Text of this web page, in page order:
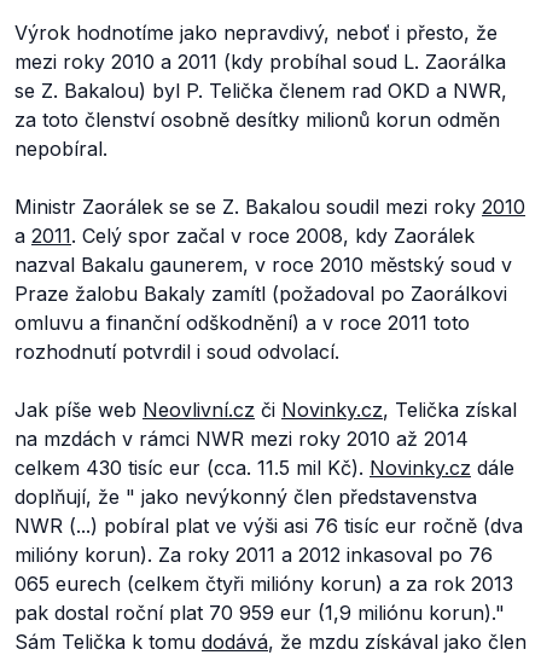
Výrok hodnotíme jako nepravdivý, neboť i přesto, že
mezi roky 2010 a 2011 (kdy probíhal soud L. Zaorálka
se Z. Bakalou) byl P. Telička členem rad OKD a NWR,
za toto členství osobně desítky milionů korun odměn
nepobíral.
Ministr Zaorálek se se Z. Bakalou soudil mezi roky 2010
a 2011. Celý spor začal v roce 2008, kdy Zaorálek
nazval Bakalu gaunerem, v roce 2010 městský soud v
Praze žalobu Bakaly zamítl (požadoval po Zaorálkovi
omluvu a finanční odškodnění) a v roce 2011 toto
rozhodnutí potvrdil i soud odvolací.
Jak píše web Neovlivní.cz či Novinky.cz, Telička získal
na mzdách v rámci NWR mezi roky 2010 až 2014
celkem 430 tisíc eur (cca. 11.5 mil Kč). Novinky.cz dále
doplňují, že " jako nevýkonný člen představenstva
NWR (...) pobíral plat ve výši asi 76 tisíc eur ročně (dva
milióny korun). Za roky 2011 a 2012 inkasoval po 76
065 eurech (celkem čtyři milióny korun) a za rok 2013
pak dostal roční plat 70 959 eur (1,9 miliónu korun)."
Sám Telička k tomu dodává, že mzdu získával jako člen